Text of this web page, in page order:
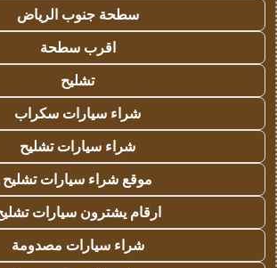
سطحة جنوب الرياض
اقرب سطحة
تشليح
شراء سيارات سكراب
شراء سيارات تشليح
موقع شراء سيارات تشليح
ارقام يشترون سيارات
شراء سيارات مصدومة